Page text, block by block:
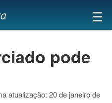
×
☰
pode
atualização: 20 de janeiro de